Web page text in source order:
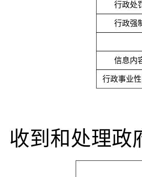
行政处
行政强
信息内
行政事业
收到和处理政